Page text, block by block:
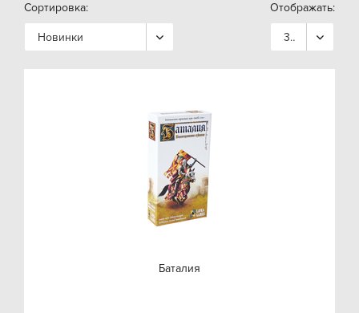
Сортировка:
Новинки
Отображать:
36
Баталия